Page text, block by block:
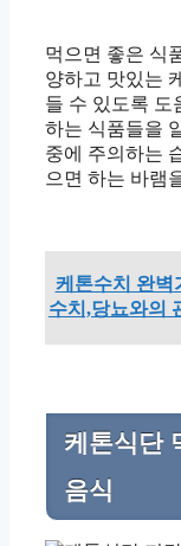
먹으면 좋은 식
양하고 맛있는
들 수 있도록 도
하는 식품들을
중에 주의하는
으면 하는 바램
케톤수치 완벽
수치,당뇨와의
케톤식단
음식